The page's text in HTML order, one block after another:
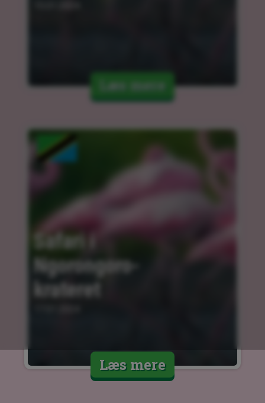
Læs mere
Safari i
Ngorongoro-
krateret
Læs mere